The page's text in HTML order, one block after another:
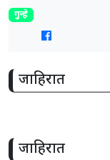
गुन्हे
जाहिरात
जाहिरात